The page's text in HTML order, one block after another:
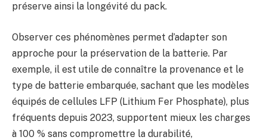
préserve ainsi la longévité du pack.
Observer ces phénomènes permet d’adapter son
approche pour la préservation de la batterie. Par
exemple, il est utile de connaître la provenance et le
type de batterie embarquée, sachant que les modèles
équipés de cellules LFP (Lithium Fer Phosphate), plus
fréquents depuis 2023, supportent mieux les charges
à 100 % sans compromettre la durabilité,